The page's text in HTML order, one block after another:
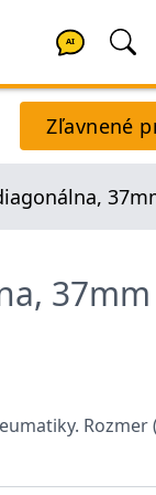
AI
Zľavnené
37mm
Rozmer